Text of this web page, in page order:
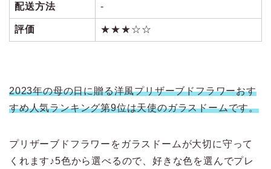
配送方法 ‐
評価 ★★★☆☆
2023年の母の日に贈る洋風プリザーブドフラワーおす
すめ人気ランキング第9位は天使のガラスドームです。
プリザーブドフラワーをガラスドームが大切に守って
くれます♪5色から選べるので、好きな色を選んでプレ